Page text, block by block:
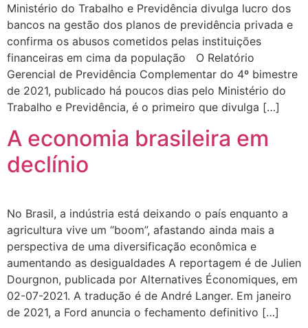
Ministério do Trabalho e Previdência divulga lucro dos
bancos na gestão dos planos de previdência privada e
confirma os abusos cometidos pelas instituições
financeiras em cima da população O Relatório
Gerencial de Previdência Complementar do 4º bimestre
de 2021, publicado há poucos dias pelo Ministério do
Trabalho e Previdência, é o primeiro que divulga […]
A economia brasileira em
declínio
No Brasil, a indústria está deixando o país enquanto a
agricultura vive um “boom”, afastando ainda mais a
perspectiva de uma diversificação econômica e
aumentando as desigualdades A reportagem é de Julien
Dourgnon, publicada por Alternatives Économiques, em
02-07-2021. A tradução é de André Langer. Em janeiro
de 2021, a Ford anuncia o fechamento definitivo […]